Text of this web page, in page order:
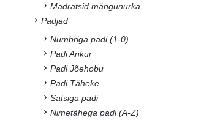
Madratsid mängunurka
Padjad
Numbriga padi (1-0)
Padi Ankur
Padi Jõehobu
Padi Täheke
Satsiga padi
Nimetähega padi (A-Z)